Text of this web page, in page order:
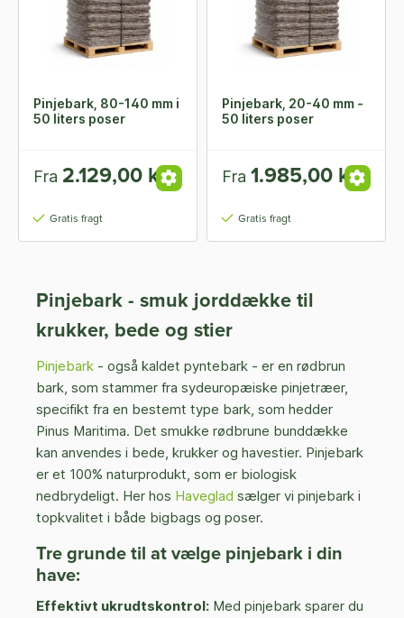
Pinjebark, 80-140 mm i
50 liters poser
Fra 2.129,00 kr.
Gratis fragt
Pinjebark, 20-40 mm -
50 liters poser
Fra 1.985,00 kr.
Gratis fragt
Pinjebark - smuk jorddække til
krukker, bede og stier
Pinjebark - også kaldet pyntebark - er en rødbrun
bark, som stammer fra sydeuropæiske pinjetræer,
specifikt fra en bestemt type bark, som hedder
Pinus Maritima. Det smukke rødbrune bunddække
kan anvendes i bede, krukker og havestier. Pinjebark
er et 100% naturprodukt, som er biologisk
nedbrydeligt. Her hos Haveglad sælger vi pinjebark i
topkvalitet i både bigbags og poser.
Tre grunde til at vælge pinjebark i din
have:
Effektivt ukrudtskontrol: Med pinjebark sparer du